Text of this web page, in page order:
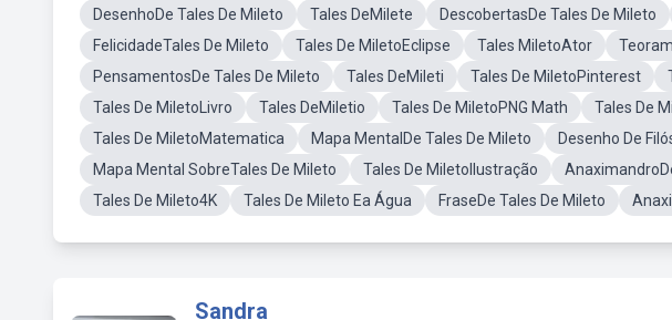
DesenhoDe Tales De Mileto
Tales DeMilete DescobertasDe Tales De Mileto
FelicidadeTales De Mileto
Tales De MiletoEclipse Tales MiletoAtor
PensamentosDe Tales De Mileto
Tales DeMileti Tales De MiletoPinterest
Tales De MiletoLivro
Tales DeMiletio Tales De MiletoPNG Math Tales De
Tales De MiletoMatematica
Mapa MentalDe Tales De Mileto
Desenho De
Mapa Mental SobreTales De Mileto
Tales De MiletoIlustração
Tales De Mileto4K
Tales De Mileto Ea Água FraseDe Tales De Mileto
Sandra